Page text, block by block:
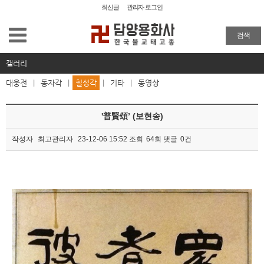
용화사 소개
사찰탐방
해동율맥
갤러리
대웅전
최신글 관리자 로그인
검색
갤러리
대웅전 동자각 칠성각 기타 동영상
'普賢頌’ (보현송)
작성자 최고관리자 23-12-06 15:52 조회 64회 댓글 0건